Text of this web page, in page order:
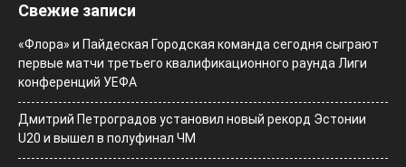
Свежие записи
«Флора» и Пайдеская Городская команда сегодня сыграют
первые матчи третьего квалификационного раунда Лиги
конференций УЕФА
Дмитрий Петроградов установил новый рекорд Эстонии
U20 и вышел в полуфинал ЧМ